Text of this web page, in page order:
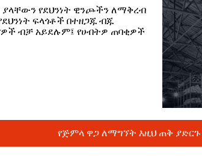
የደህንነት ዊንጮችን ለማቅረብ
ፍላጎቶች በተዘጋጁ ብጁ
ብቻ አይደሉም፤ የሀብትዎ ጠባቂዎች
የጅምላ ዋጋ ለማግኘት እዚህ ጠቅ ያድርጉ